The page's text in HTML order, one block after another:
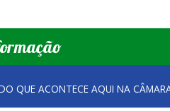
QUE ACONTECE AQUI NA